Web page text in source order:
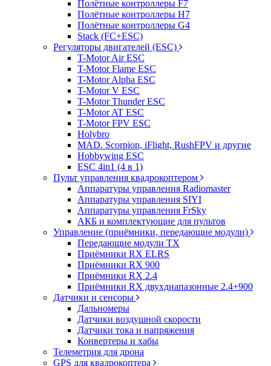
Полётные контроллеры F7
Полётные контроллеры H7
Полётные контроллеры G4
Stack (FC+ESC)
Регуляторы двигателей (ESC)
T-Motor Air ESC
T-Motor Flame ESC
T-Motor Alpha ESC
T-Motor V ESC
T-Motor Thunder ESC
T-Motor AT ESC
T-Motor FPV ESC
Holybro
MAD. Scorpion, iFlight, RushFPV и другие
Hobbywing ESC
ESC 4in1 (4 в 1)
Пульт управления квадрокоптером
Аппаратуры управления Radiomaster
Аппаратуры управления SIYI
Аппаратуры управления FrSky
АКБ и комплектующие для пультов
Управление (приёмники, передающие модули)
Передающие модули TX
Приёмники RX ELRS
Приёмники RX 900
Приёмники RX 2.4
Приёмники RX двухдиапазонные 2.4+900
Датчики и сенсоры
Дальномеры
Датчики воздушной скорости
Датчики тока и напряжения
Конвертеры и хабы
Телеметрия для дрона
GPS для квадрокоптера